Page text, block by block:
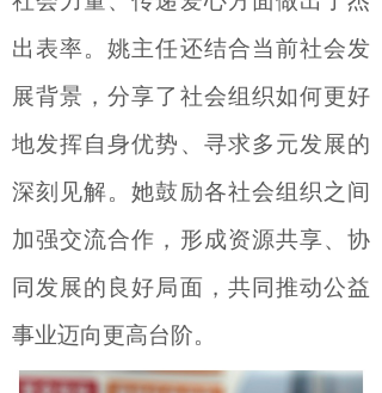
出表率。姚主任还结合当前社会发
展背景 ，分享了社会组织如何更好
地发挥自身优势、寻求多元发展的
深刻 见解。她鼓励各社会组织之间
加强交流合作，形成资源共享、协
同发展的良好局面 ，共同推动公益
事业迈向更高台阶。